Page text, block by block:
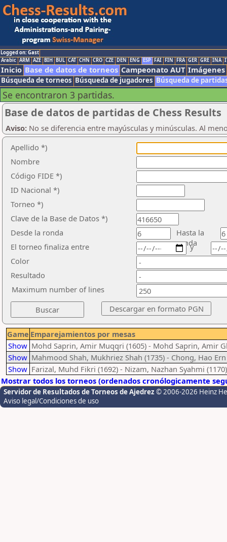
Logged on: Gast
Arabic ARM AZE BIH BUL CAT CHN CRO CZE DEN ENG ESP FAI FIN FRA GER GRE INA
Inicio Base de datos de torneos Campeonato AUT Imágenes
Búsqueda de torneos Búsqueda de jugadores Búsqueda de
Se encontraron 3 partidas.
Base de datos de partidas de Chess Results
Aviso: No se diferencia entre mayúsculas y minúsculas. Al
Apellido *)
Nombre
Código FIDE *)
ID Nacional *)
Torneo *)
Clave de la Base de Datos *)
Desde la ronda
Hasta la
ronda
El torneo finaliza entre
Color
Resultado
y
Maximum number of lines
Game Emparejamientos por mesas
Show Mohd Saprin, Amir Muqqri (1605) - Mohd Saprin, Amir
Show Mahmood Shah, Mukhriez Shah (1735) - Chong, Hao Ern
Show Farizal, Muhd Fikri (1692) - Nizam, Nazhan Syahmi (1170)
Mostrar todos los torneos (ordenados cronólogicamente
Servidor de Resultados de Torneos de Ajedrez © 2006-2026 Heinz
Aviso legal/Condiciones de uso